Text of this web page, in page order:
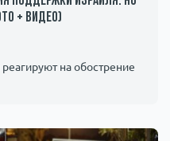
+ видео)
на обострение